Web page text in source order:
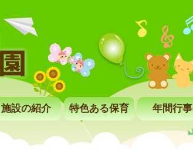
施設の紹介 特色ある保育 年間行事